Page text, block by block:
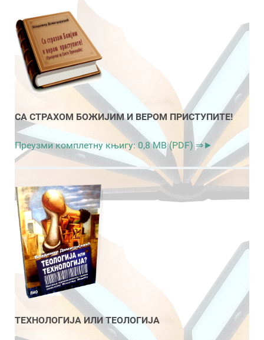
СА СТРАХОМ БОЖИЈИМ И ВЕРОМ ПРИСТУПИТЕ!
Преузми комплетну књигу: 0,8 MB (PDF) ⇒►
ТЕХНОЛОГИЈА ИЛИ ТЕОЛОГИЈА